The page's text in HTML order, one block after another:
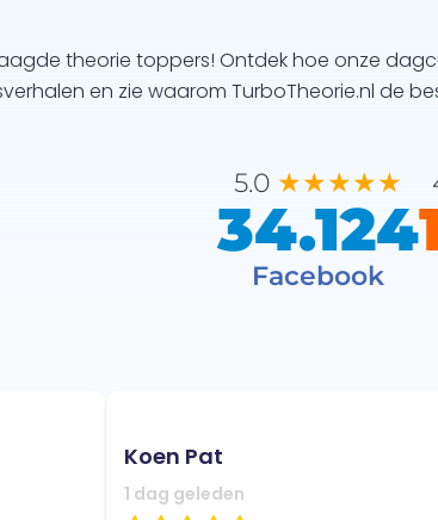
theorie toppers! Ontdek hoe onze
en zie waarom TurboTheorie.nl de
5.0 ★★★★★
34.124
Facebook
Koen Pat
1 dag geleden